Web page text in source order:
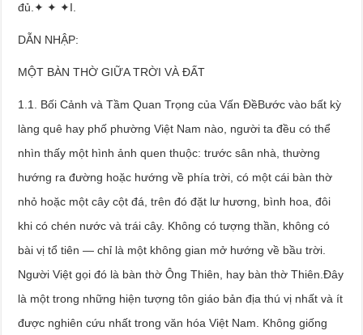
đủ.✦ ✦ ✦I.
DẪN NHẬP:
MỘT BÀN THỜ GIỮA TRỜI VÀ ĐẤT
1.1. Bối Cảnh và Tầm Quan Trọng của Vấn ĐềBước vào bất kỳ
làng quê hay phố phường Việt Nam nào, người ta đều có thể
nhìn thấy một hình ảnh quen thuộc: trước sân nhà, thường
hướng ra đường hoặc hướng về phía trời, có một cái bàn thờ
nhỏ hoặc một cây cột đá, trên đó đặt lư hương, bình hoa, đôi
khi có chén nước và trái cây. Không có tượng thần, không có
bài vị tổ tiên — chỉ là một không gian mở hướng về bầu trời.
Người Việt gọi đó là bàn thờ Ông Thiên, hay bàn thờ Thiên.Đây
là một trong những hiện tượng tôn giáo bản địa thú vị nhất và ít
được nghiên cứu nhất trong văn hóa Việt Nam. Không giống